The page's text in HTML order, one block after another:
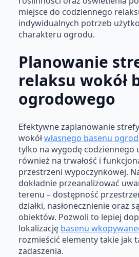
miejsce do codziennego
indywidualnych potrzeb
charakteru ogrodu.
Planowanie
relaksu wokół
ogrodowego
Efektywne zaplanowanie
wokółwłasnego basenu
tylko na wygodę codziennego
również na trwałość i
przestrzeni wypoczynkowej.
dokładnie przeanalizować
terenu – dostępność
działki, nasłonecznienie oraz
obiektów. Pozwoli to lepiej
lokalizację basenu
rozmieścić elementy takie jak
zadaszenia.